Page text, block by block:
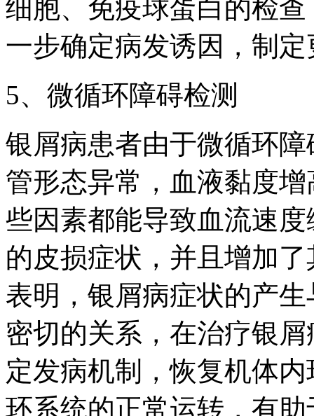
细胞、免疫球蛋白的检
一步确定病发诱因，制
5、微循环障碍检测
银屑病患者由于微循环
管形态异常，血液黏度
些因素都能导致血流速
的皮损症状，并且增加
表明，银屑病症状的产
密切的关系，在治疗银
定发病机制，恢复机体
环系统的正常运转，有